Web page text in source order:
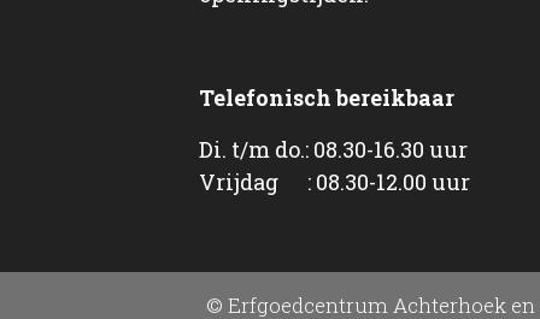
Telefonisch bereikbaar
Di. t/m do.: 08.30-16.30 uur
Vrijdag : 08.30-12.00 uur
© Erfgoedcentrum Achterhoek en